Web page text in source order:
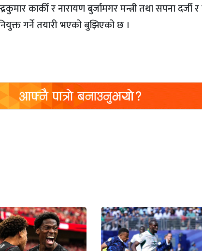
कार्की र नारायण बुर्जामगर मन्त्री तथा सपना दर्जी र
गर्ने तयारी भएको बुझिएको छ ।